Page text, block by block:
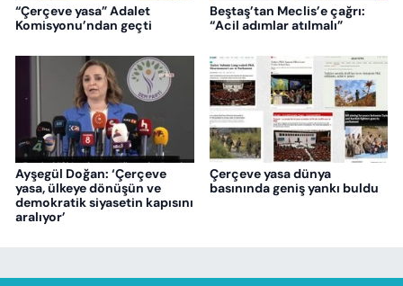
“Çerçeve yasa” Adalet
Komisyonu’ndan geçti
Beştaş’tan Meclis’e çağrı:
“Acil adımlar atılmalı”
Ayşegül Doğan: ‘Çerçeve
yasa, ülkeye dönüşün ve
demokratik siyasetin kapısını
aralıyor’
Çerçeve yasa dünya
basınında geniş yankı buldu